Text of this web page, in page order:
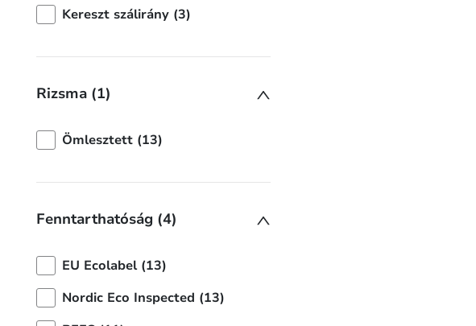
Kereszt szálirány (3)
Rizsma (1)
Ömlesztett (13)
Fenntarthatóság (4)
EU Ecolabel (13)
Nordic Eco Inspected (13)